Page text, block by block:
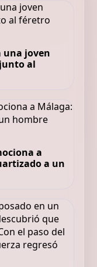
una joven
al
a
a un